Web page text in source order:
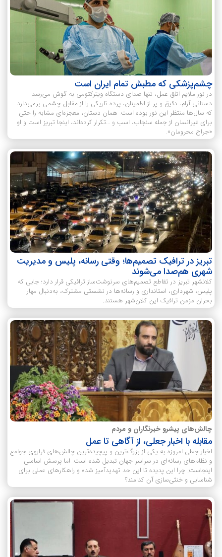
چشم‌پزشکی که مطبش تمام ایران است
در نور ملایم اتاق عمل، تنها صدای دستگاه ویترکتومی به گوش می‌رسد.
دستانی آرام، دقیق‌ و پر از اطمینان، پرده تاریکی را از مقابل چشمی برمی‌دارد
که سال‌ها منتظر این نور بوده است. همان دستان، معجزه‌ای مشابه را حتی
برای غیرانسان از جمله سنجاب، اسب و …تکرار کرده‌اند، اینجا تبریز است و او
«جراح محرومان».
تبریز در ترافیک تصمیم‌ها؛ وقتی رسانه، پلیس و مدیریت
شهری هم‌صدا می‌شوند
کلانشهر تبریز در تقاطع تصمیم‌های سرنوشت‌ساز ترافیکی قرار دارد؛ جایی که
پلیس، شهرداری، استانداری و رسانه‌ها در نشستی مشترک، به‌دنبال مهار
بحران مزمن ترافیک این کلان‌شهر هستند.
چالش‌های پیشرو خبرنگاران و مردم
مقابله با اخبار جعلی، از آگاهی تا عمل
اخبار جعلی امروزه به یکی از بزرگ‌ترین و پیچیده‌ترین چالش‌های فراروی جوامع
و نظام‌های رسانه‌ای در سراسر جهان تبدیل شده است. اما پرسش اساسی
اینجاست: چرا این پدیده تا این حد تهدیدآمیز شده و راهکارهای عملی برای
شناسایی و خنثی‌سازی آن کدامند؟